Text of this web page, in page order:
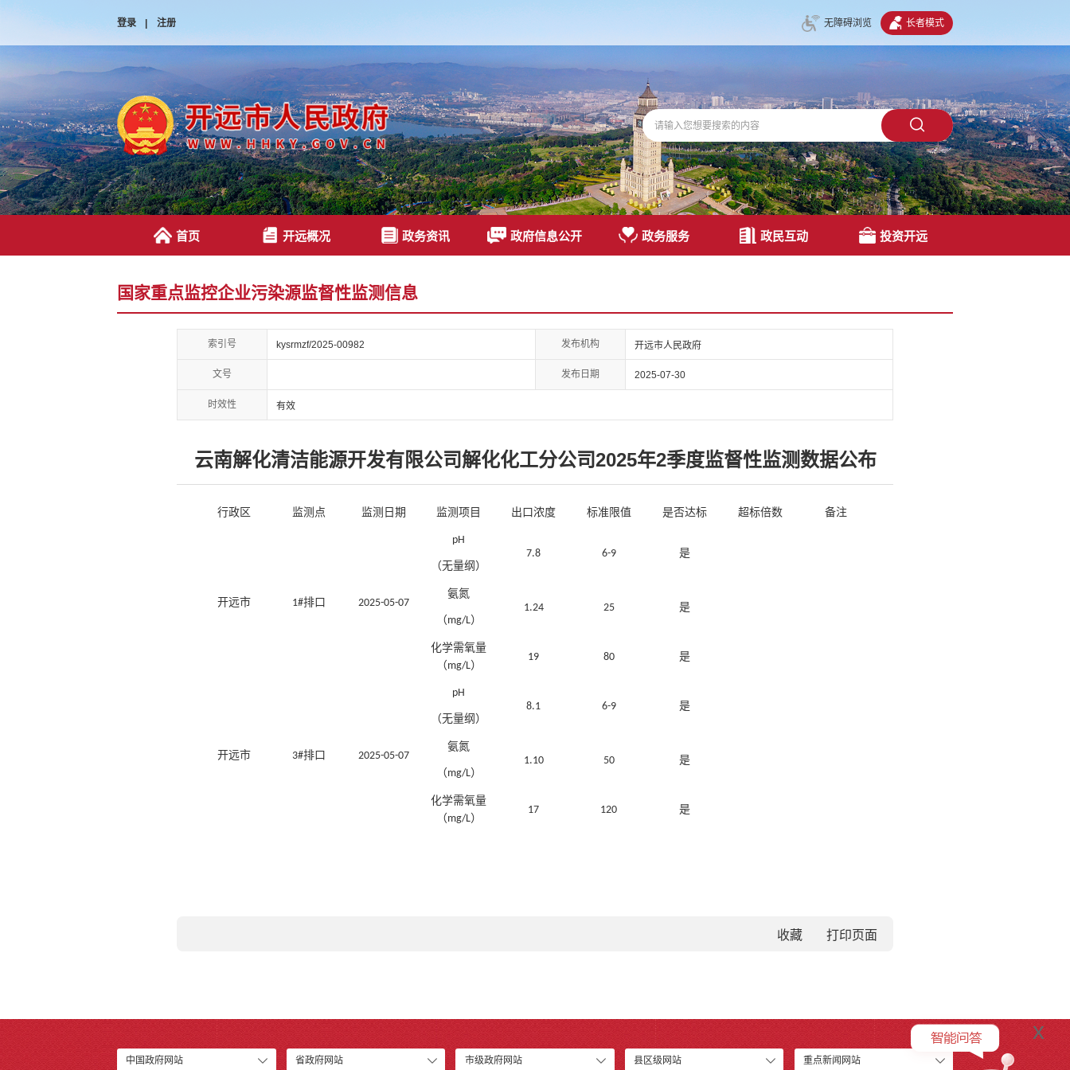
登录 | 注册 无障碍浏览 长者模式
首页 开远概况 政务资讯 政府信息公开 政务服务 政民互动 投资开远
国家重点监控企业污染源监督性监测信息
索引号 kysrmzf/2025-00982 发布机构 开远市人民政府
文号 发布日期 2025-07-30
时效性 有效
云南解化清洁能源开发有限公司解化化工分公司2025年2季度监督性监测数据公布
行政区 监测点 监测日期 监测项目 出口浓度 标准限值 是否达标 超标倍数 备注
开远市 1#排口 2025-05-07
pH
（无量纲）
7.8 6-9 是
氨氮
（mg/L）
1.24 25 是
化学需氧量
（mg/L）
19 80 是
开远市 3#排口 2025-05-07
pH
（无量纲）
8.1 6-9 是
氨氮
（mg/L）
1.10 50 是
化学需氧量
（mg/L）
17 120 是
收藏
中国政府网站 省政府网站 市级政府网站 县区级网站 重点新闻网站
x